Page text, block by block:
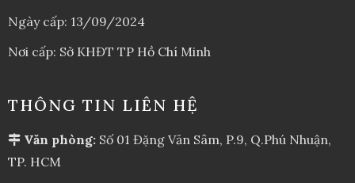
Ngày cấp: 13/09/2024
Nơi cấp: Sở KHĐT TP Hồ Chí Minh
THÔNG TIN LIÊN HỆ
Văn phòng: Số 01 Đặng Văn Sâm, P.9, Q.Phú Nhuận,
TP. HCM